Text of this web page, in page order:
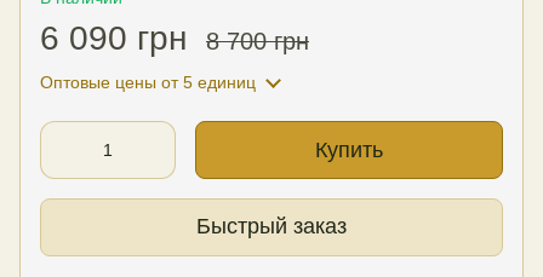
6 090 грн 8 700 грн
Оптовые цены от 5 единиц
Купить
Быстрый заказ